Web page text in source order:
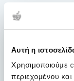
Αυτή η
Χρησιμοποιούμε
περιεχομένου